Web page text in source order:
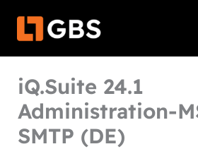
Inhalt
iQ.Suite 24.1
Administration-
SMTP (DE)